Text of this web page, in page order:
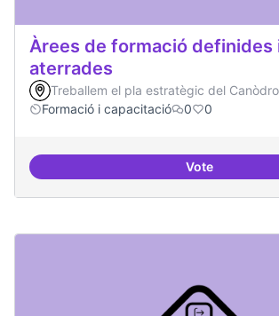
Àrees de formació definides
aterrades
Treballem el pla estratègic del
Formació i capacitació
0 0
VoteÀrees de